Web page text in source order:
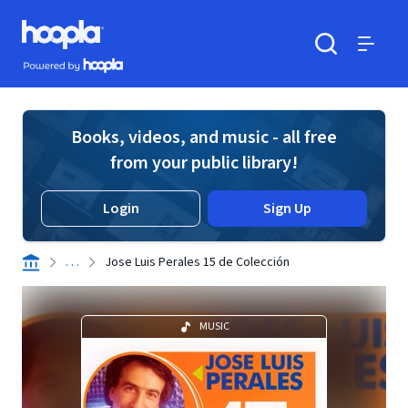
Skip to main content
Hoopla logo
Powered by Hoopla
Books, videos, and music - all free
from your public library!
Login Sign Up
. . . Jose Luis Perales 15 de Colección
MUSIC